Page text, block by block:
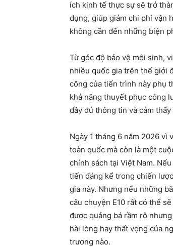
ích kinh tế thực sự sẽ trở
dụng, giúp giảm chi phí vận
không cần đến những biện
Từ góc độ bảo vệ môi sinh,
nhiều quốc gia trên thế giới
công của tiến trình này phụ
khả năng thuyết phục công
đầy đủ thông tin và cảm
Ngày 1 tháng 6 năm 2026 vì
toàn quốc mà còn là một
chính sách tại Việt Nam.
tiến đáng kể trong chiến
gia này. Nhưng nếu những
câu chuyện E10 rất có thể
được quảng bá rầm rộ
hài lòng hay thất vọng của
trương nào.